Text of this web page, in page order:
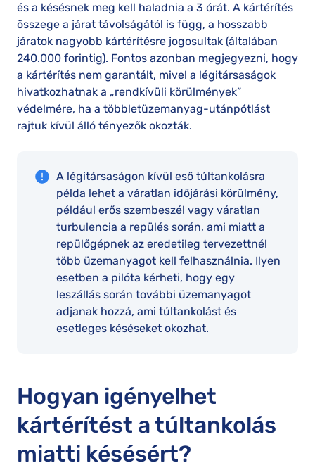
és a késésnek meg kell haladnia a 3 órát. A kártérítés
összege a járat távolságától is függ, a hosszabb
járatok nagyobb kártérítésre jogosultak (általában
240.000 forintig). Fontos azonban megjegyezni, hogy
a kártérítés nem garantált, mivel a légitársaságok
hivatkozhatnak a „rendkívüli körülmények”
védelmére, ha a többletüzemanyag-utánpótlást
rajtuk kívül álló tényezők okozták.
A légitársaságon kívül eső túltankolásra
példa lehet a váratlan időjárási körülmény,
például erős szembeszél vagy váratlan
turbulencia a repülés során, ami miatt a
repülőgépnek az eredetileg tervezettnél
több üzemanyagot kell felhasználnia. Ilyen
esetben a pilóta kérheti, hogy egy
leszállás során további üzemanyagot
adjanak hozzá, ami túltankolást és
esetleges késéseket okozhat.
Hogyan igényelhet
kártérítést a túltankolás
miatti késésért?